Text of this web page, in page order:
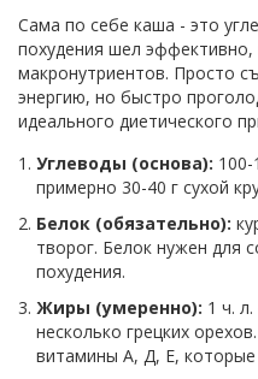
Сама по себе каша - это
похудения шел
макронутриентов. Просто
энергию, но быстро
идеального диетического
Углеводы (основа):
примерно 30-40 г сухой
Белок (обязательно):
творог. Белок нужен для
похудения.
Жиры (умеренно): 1 ч.
несколько грецких
витамины А, Д, Е,